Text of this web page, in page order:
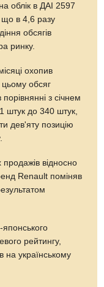
облік в ДАІ 2597
що в 4,6 разу
обсягів
ринку.
охопив
обсяг
порівнянні з січнем
штук до 340 штук,
дев'яту позицію
відносно
Renault поміняв
рейтингу,
на українському